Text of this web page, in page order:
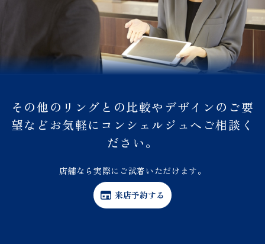
その他のリングとの比較やデザインのご要
望などお気軽にコンシェルジュへご相談く
ださい。
店舗なら実際にご試着いただけます。
来店予約する